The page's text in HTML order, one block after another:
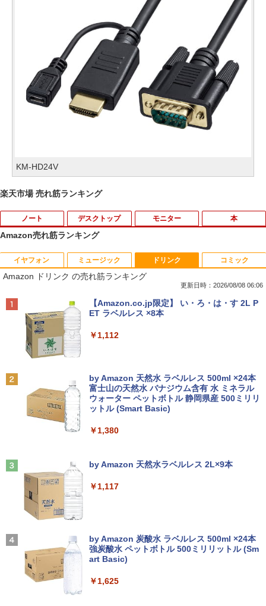
KM-HD24V
楽天市場 売れ筋ランキング
ノート
1
【ノートPC用】【あんしん3ヶ月に延長
保証】通常付属している30日の保証期間
が3ヶ月に延長されます。【単品購入・併
用不可※レビューキャンペーンは除く /
ノートパソコン専用】
2
おまかせ 中古ノートパソコン Windows
11 A4サイズ 15型以上 メーカー 富士通 N
EC 等 CPU Intel Cel 第6世代 メモリ4GB
SSD128GB 無線LAN WPS office2搭載
HDMI対応 送料無料 訳あり品
￥7,980
in11搭載 パソコンノートパソコンoffice
新で在庫処分
￥9,980
デスクトップ
1
ポイント10倍 中古パソコン デスクトッ
プ Windows10【Windows 10 Pro 64Bit
搭載】富士通 ESPRIMO D583シリーズ等
Celeron G1840 2.8G/4G/250GB/DVD-R
OM
2
【中古】【箱付】 APPLE Mac mini A13
47 (Late 2014) 【 macOS Monterey 12.
7.6 / i7(3GHz) / メモリ:16GB / HDD:1.1
2TB 】 【 中古 ビジネスホン パソコン
業務用 電話機 本体】
￥24,200
0T/メモリ16GB(DDR4)/SSD256GB(M.2
ン】 【3年保証】HP PRODESK 400 G5
モニター
1
アースドリームス 厳選おまかせモニター
21.5型〜27型ワイド 【HDMI対応 / FULL
HD解像度】 大手メーカー液晶 (Dell/HP/
NEC等) テレワーク デュアルモニター S
witch PS4 PS5対応 【整備済み中古品】
2
【お買い物マラソン限定価格】モニター
21.5インチ 100Hz FHD VAパネル スピー
カー搭載 ブルーライト軽減 ノングレアタ
イプ 壁掛け対応 省スペース 角度調整 高
視野角 178° Adaptive-Sync対応 MAXZ
液晶モニター PCディスプレイ 23.8 24イ
ス TERRA 2441W
￥9,999
本
1
はだしのゲン（全7巻セット） （中公文
庫コミック版） [ 中沢啓治 ]
￥5,852
￥25,249
ちいかわ なんか小さくてかわいいやつ
￥25,300
Amazon売れ筋ランキング
イヤフォン
Anker Soundcore P40i オフホワイト
Anker Soundcore P31i ブラック
￥5,990
ラック
￥14,990
レスイヤホン bluetooth イヤホン V12 小型
軽量 ブルートゥースHi-Fi 最大36時間再生 ぶ
るーとゅーす コードレス ENCノイズキャン
付き 防水 タッチ式音量調整 スポーツ/通勤/通
ミュージック
BRUCE WAYNE feat. Flo Milli, ATL Jacob
[Explicit]
￥250
BRUCE WAYNE feat. Flo Milli, ATL Jacob
[Explicit]
￥250
￥250
ドリンク
Amazon ドリンク の売れ筋ランキング
更新日時：2026/08/08 06:06
【Amazon.co.jp限定】 い・ろ・は・す 2L P
ET ラベルレス ×8本
￥1,112
by Amazon 天然水 ラベルレス 500ml ×24本
富士山の天然水 バナジウム含有 水 ミネラル
ウォーター ペットボトル 静岡県産 500ミリリ
ットル (Smart Basic)
￥1,380
by Amazon 天然水ラベルレス 2L×9本
￥1,117
by Amazon 炭酸水 ラベルレス 500ml ×24本
強炭酸水 ペットボトル 500ミリリットル (Sm
art Basic)
￥1,625
コミック